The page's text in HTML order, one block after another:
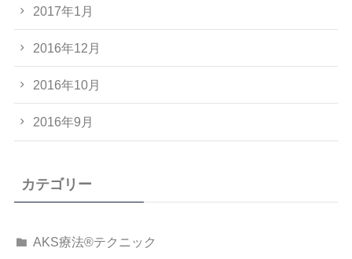
2017年1月
2016年12月
2016年10月
2016年9月
カテゴリー
AKS療法®テクニック